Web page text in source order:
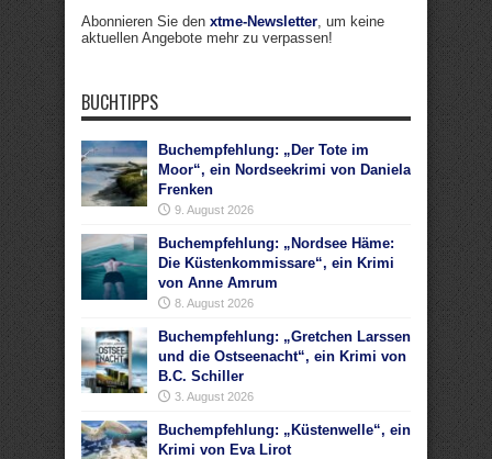
Abonnieren Sie den xtme-Newsletter, um keine
aktuellen Angebote mehr zu verpassen!
BUCHTIPPS
Buchempfehlung: „Der Tote im
Moor“, ein Nordseekrimi von Daniela
Frenken
9. August 2026
Buchempfehlung: „Nordsee Häme:
Die Küstenkommissare“, ein Krimi
von Anne Amrum
8. August 2026
Buchempfehlung: „Gretchen Larssen
und die Ostseenacht“, ein Krimi von
B.C. Schiller
3. August 2026
Buchempfehlung: „Küstenwelle“, ein
Krimi von Eva Lirot